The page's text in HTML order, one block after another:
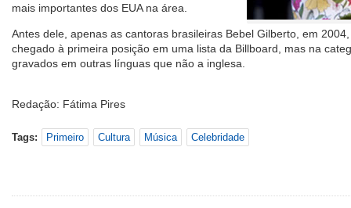
mais importantes dos EUA na área.
Antes dele, apenas as cantoras brasileiras Bebel Gilberto, em
chegado à primeira posição em uma lista da Billboard, mas na
gravados em outras línguas que não a inglesa.
Redação: Fátima Pires
Tags: Primeiro Cultura Música Celebridade